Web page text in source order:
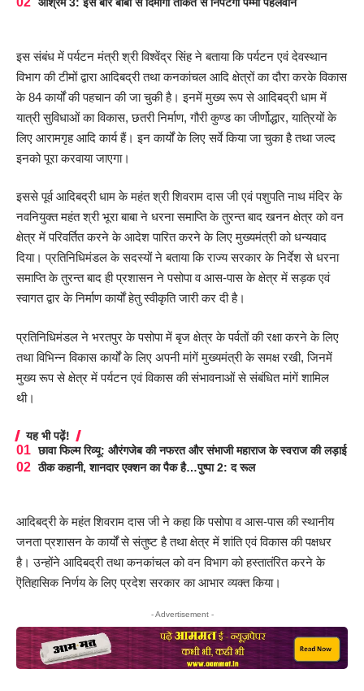
आश्रम 3: इस बार बाबा से दिमागी ताकत से निपटेगी पम्मी पहलवान
इस संबंध में पर्यटन मंत्री श्री विश्वेंद्र सिंह ने बताया कि पर्यटन एवं देवस्थान
विभाग की टीमों द्वारा आदिबद्री तथा कनकांचल आदि क्षेत्रों का दौरा करके विकास
के 84 कार्यों की पहचान की जा चुकी है। इनमें मुख्य रूप से आदिबद्री धाम में
यात्री सुविधाओं का विकास, छतरी निर्माण, गौरी कुण्ड का जीर्णोद्धार, यात्रियों के
लिए आरामगृह आदि कार्य हैं। इन कार्यों के लिए सर्वे किया जा चुका है तथा जल्द
इनको पूरा करवाया जाएगा।
इससे पूर्व आदिबद्री धाम के महंत श्री शिवराम दास जी एवं पशुपति नाथ मंदिर के
नवनियुक्त महंत श्री भूरा बाबा ने धरना समाप्ति के तुरन्त बाद खनन क्षेत्र को वन
क्षेत्र में परिवर्तित करने के आदेश पारित करने के लिए मुख्यमंत्री को धन्यवाद
दिया। प्रतिनिधिमंडल के सदस्यों ने बताया कि राज्य सरकार के निर्देश से धरना
समाप्ति के तुरन्त बाद ही प्रशासन ने पसोपा व आस-पास के क्षेत्र में सड़क एवं
स्वागत द्वार के निर्माण कार्याें हेतु स्वीकृति जारी कर दी है।
प्रतिनिधिमंडल ने भरतपुर के पसोपा में बृज क्षेत्र के पर्वतों की रक्षा करने के लिए
तथा विभिन्न विकास कार्यों के लिए अपनी मांगें मुख्यमंत्री के समक्ष रखी, जिनमें
मुख्य रूप से क्षेत्र में पर्यटन एवं विकास की संभावनाओं से संबंधित मांगें शामिल
थी।
यह भी पढ़ें!
छावा फिल्म रिव्यू: औरंगजेब की नफरत और संभाजी महाराज के स्वराज की लड़ाई
ठीक कहानी, शानदार एक्शन का पैक है…पुष्पा 2: द रूल
आदिबद्री के महंत शिवराम दास जी ने कहा कि पसोपा व आस-पास की स्थानीय
जनता प्रशासन के कार्यों से संतुष्ट है तथा क्षेत्र में शांति एवं विकास की पक्षधर
है। उन्होंने आदिबद्री तथा कनकांचल को वन विभाग को हस्तातंरित करने के
ऎतिहासिक निर्णय के लिए प्रदेश सरकार का आभार व्यक्त किया।
- Advertisement -